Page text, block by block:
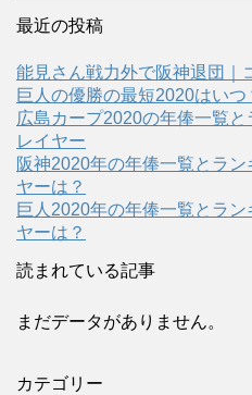
最近の投稿
能見さん戦力外で阪神退団｜
巨人の優勝の最短2020はいつ
広島カープ2020の年俸一覧
レイヤー
阪神2020年の年俸一覧とラ
ヤーは？
巨人2020年の年俸一覧とラ
ヤーは？
読まれている記事
まだデータがありません。
カテゴリー